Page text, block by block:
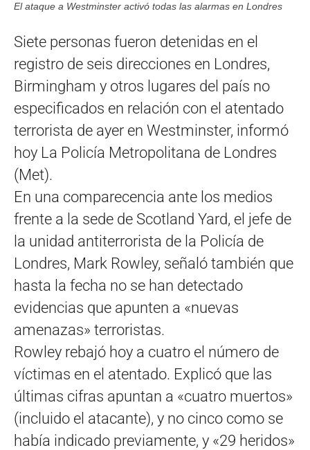
El ataque a Westminster activó todas las alarmas en Londres
Siete personas fueron detenidas en el
registro de seis direcciones en Londres,
Birmingham y otros lugares del país no
especificados en relación con el atentado
terrorista de ayer en Westminster, informó
hoy La Policía Metropolitana de Londres
(Met).
En una comparecencia ante los medios
frente a la sede de Scotland Yard, el jefe de
la unidad antiterrorista de la Policía de
Londres, Mark Rowley, señaló también que
hasta la fecha no se han detectado
evidencias que apunten a «nuevas
amenazas» terroristas.
Rowley rebajó hoy a cuatro el número de
víctimas en el atentado. Explicó que las
últimas cifras apuntan a «cuatro muertos»
(incluido el atacante), y no cinco como se
había indicado previamente, y «29 heridos»